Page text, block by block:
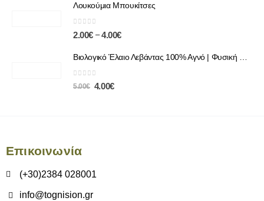
Λουκούμια Μπουκίτσες
0out of 5
2.00€ – 4.00€
0 out of 5
5.00€ 4.00€
Επικοινωνία
(+30)2384 028001
info@tognision.gr